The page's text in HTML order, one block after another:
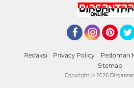
Redaksi Privacy Policy Pedoman
Sitemap
Copyright © 2026